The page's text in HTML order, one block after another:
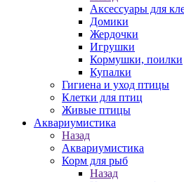
Аксессуары для
Домики
Жердочки
Игрушки
Кормушки, поилки
Купалки
Гигиена и уход птицы
Клетки для птиц
Живые птицы
Аквариумистика
Назад
Аквариумистика
Корм для рыб
Назад